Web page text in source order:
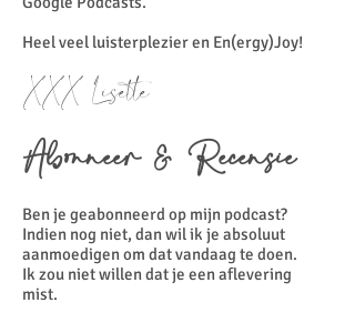
Heel veel luisterplezier en En(ergy)Joy!
XXX Lisette
Abonneer & Recensie
Ben je geabonneerd op mijn podcast?
Indien nog niet, dan wil ik je absoluut
aanmoedigen om dat vandaag te doen.
Ik zou niet willen dat je een aflevering
mist.